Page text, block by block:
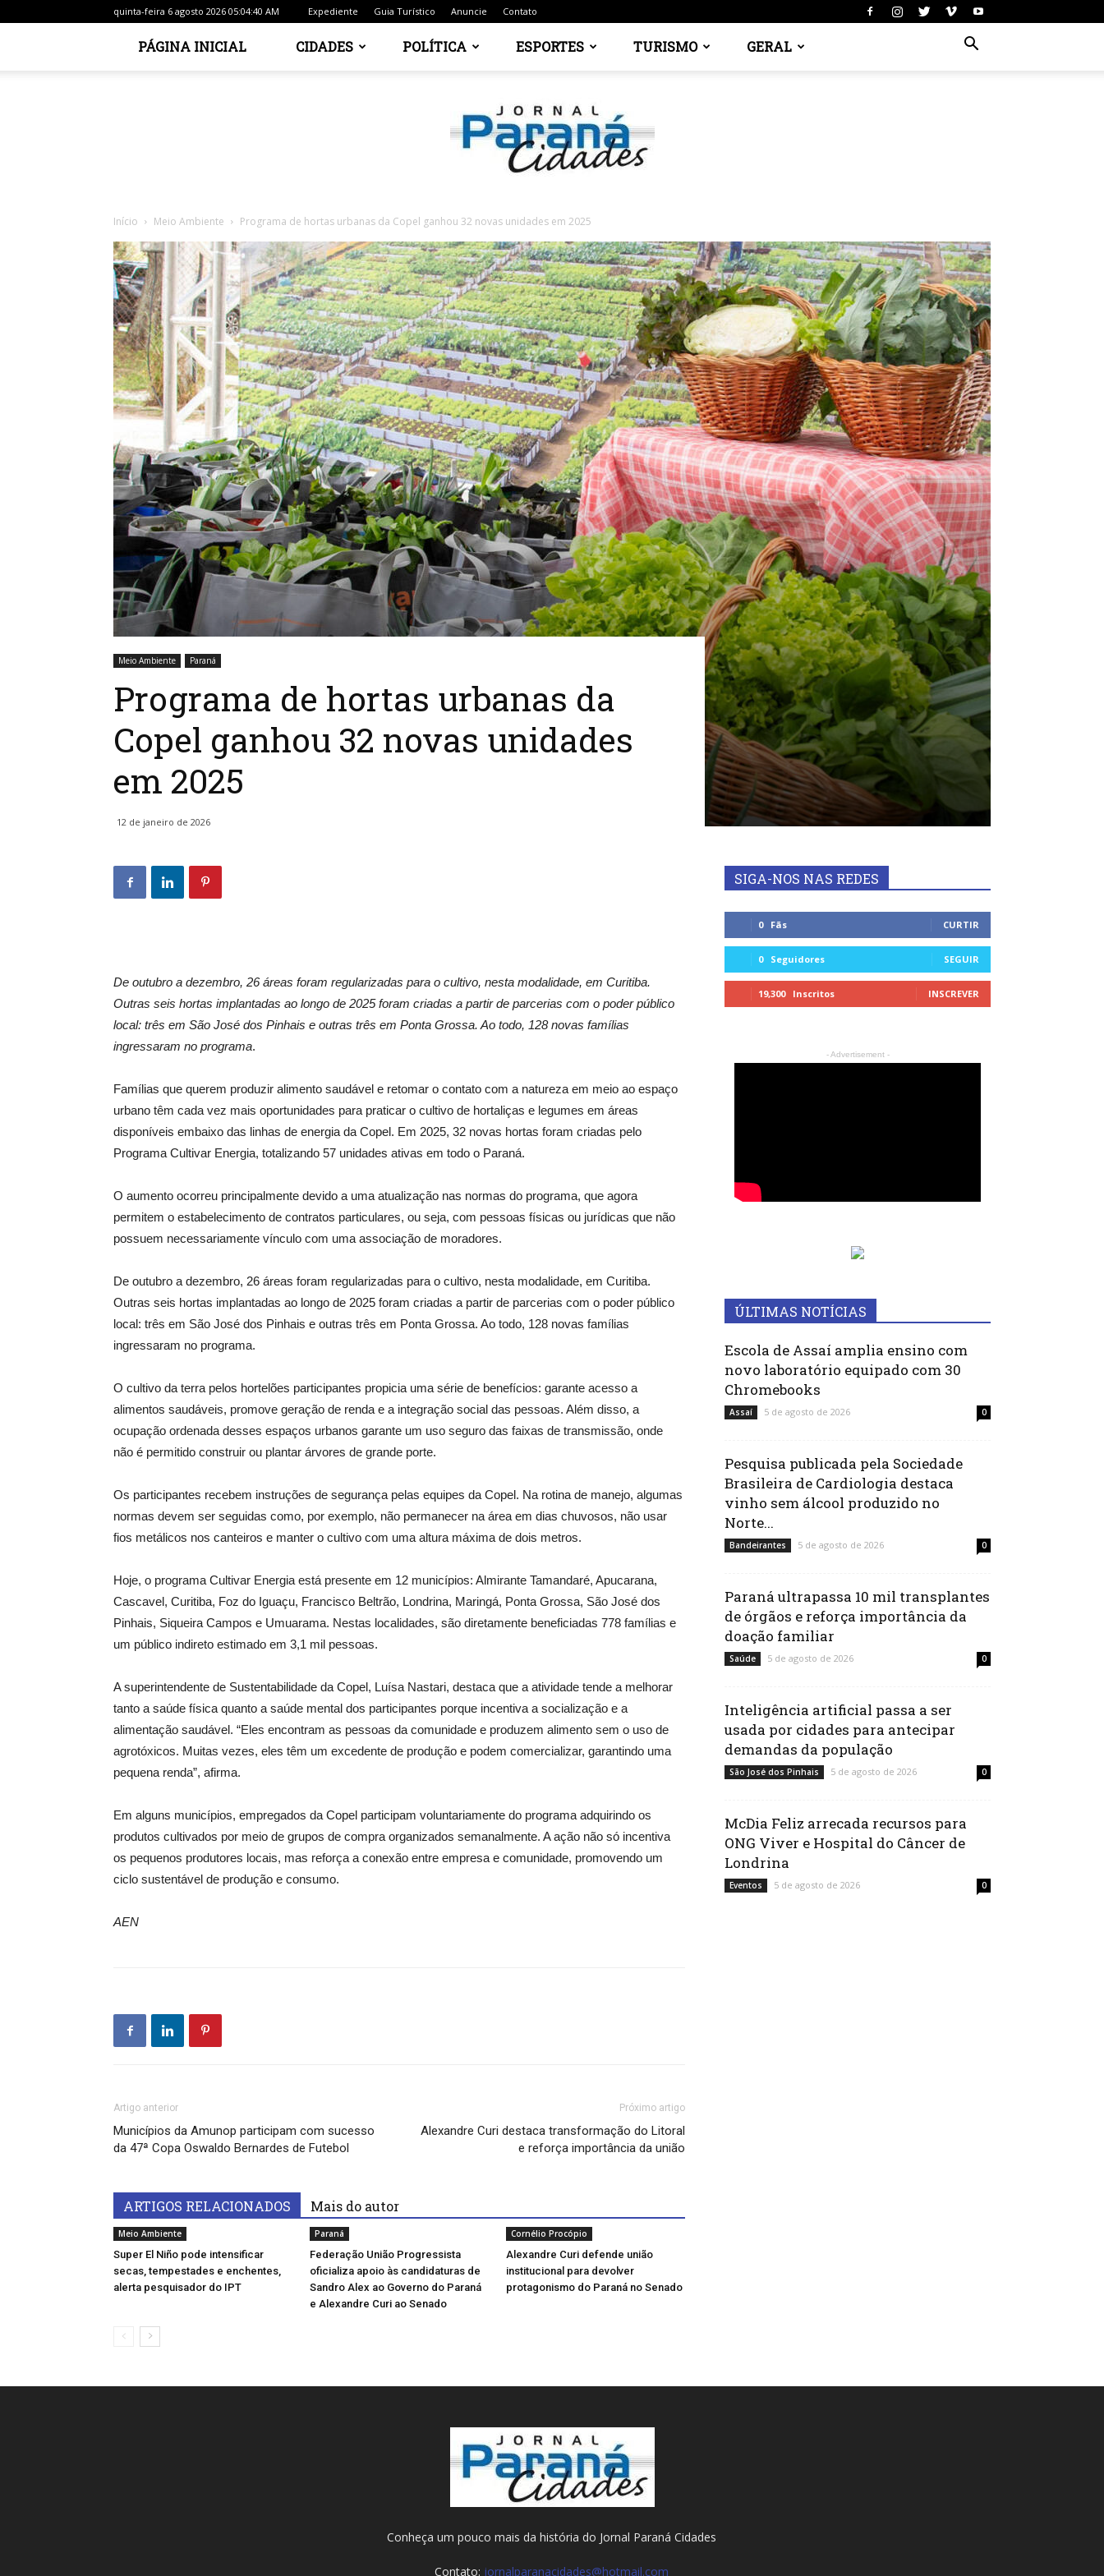
quinta-feira 6 agosto 2026 05:04:40 AM Expediente Guia Turístico Anuncie Contato
PÁGINA INICIAL CIDADES POLÍTICA ESPORTES TURISMO GERAL
Jornal
Cidades
do
Paraná
Início Meio Ambiente Programa de hortas urbanas da Copel ganhou 32 novas unidades em 2025
Meio Ambiente Paraná
Programa de hortas urbanas da
Copel ganhou 32 novas unidades
em 2025
12 de janeiro de 2026
De outubro a dezembro, 26 áreas foram regularizadas para o cultivo, nesta modalidade, em Curitiba.
Outras seis hortas implantadas ao longo de 2025 foram criadas a partir de parcerias com o poder público
local: três em São José dos Pinhais e outras três em Ponta Grossa. Ao todo, 128 novas famílias
ingressaram no programa.
Famílias que querem produzir alimento saudável e retomar o contato com a natureza em meio ao espaço
urbano têm cada vez mais oportunidades para praticar o cultivo de hortaliças e legumes em áreas
disponíveis embaixo das linhas de energia da Copel. Em 2025, 32 novas hortas foram criadas pelo
Programa Cultivar Energia, totalizando 57 unidades ativas em todo o Paraná.
O aumento ocorreu principalmente devido a uma atualização nas normas do programa, que agora
permitem o estabelecimento de contratos particulares, ou seja, com pessoas físicas ou jurídicas que não
possuem necessariamente vínculo com uma associação de moradores.
De outubro a dezembro, 26 áreas foram regularizadas para o cultivo, nesta modalidade, em Curitiba.
Outras seis hortas implantadas ao longo de 2025 foram criadas a partir de parcerias com o poder público
local: três em São José dos Pinhais e outras três em Ponta Grossa. Ao todo, 128 novas famílias
ingressaram no programa.
O cultivo da terra pelos hortelões participantes propicia uma série de benefícios: garante acesso a
alimentos saudáveis, promove geração de renda e a integração social das pessoas. Além disso, a
ocupação ordenada desses espaços urbanos garante um uso seguro das faixas de transmissão, onde
não é permitido construir ou plantar árvores de grande porte.
Os participantes recebem instruções de segurança pelas equipes da Copel. Na rotina de manejo, algumas
normas devem ser seguidas como, por exemplo, não permanecer na área em dias chuvosos, não usar
fios metálicos nos canteiros e manter o cultivo com uma altura máxima de dois metros.
Hoje, o programa Cultivar Energia está presente em 12 municípios: Almirante Tamandaré, Apucarana,
Cascavel, Curitiba, Foz do Iguaçu, Francisco Beltrão, Londrina, Maringá, Ponta Grossa, São José dos
Pinhais, Siqueira Campos e Umuarama. Nestas localidades, são diretamente beneficiadas 778 famílias e
um público indireto estimado em 3,1 mil pessoas.
A superintendente de Sustentabilidade da Copel, Luísa Nastari, destaca que a atividade tende a melhorar
tanto a saúde física quanto a saúde mental dos participantes porque incentiva a socialização e a
alimentação saudável. “Eles encontram as pessoas da comunidade e produzem alimento sem o uso de
agrotóxicos. Muitas vezes, eles têm um excedente de produção e podem comercializar, garantindo uma
pequena renda”, afirma.
Em alguns municípios, empregados da Copel participam voluntariamente do programa adquirindo os
produtos cultivados por meio de grupos de compra organizados semanalmente. A ação não só incentiva
os pequenos produtores locais, mas reforça a conexão entre empresa e comunidade, promovendo um
ciclo sustentável de produção e consumo.
AEN
Artigo anterior
Municípios da Amunop participam com sucesso
da 47ª Copa Oswaldo Bernardes de Futebol
Próximo artigo
Alexandre Curi destaca transformação do Litoral
e reforça importância da união
ARTIGOS RELACIONADOS Mais do autor
Meio Ambiente
Super El Niño pode intensificar
secas, tempestades e enchentes,
alerta pesquisador do IPT
Paraná
Federação União Progressista
oficializa apoio às candidaturas de
Sandro Alex ao Governo do Paraná
e Alexandre Curi ao Senado
Cornélio Procópio
Alexandre Curi defende união
institucional para devolver
protagonismo do Paraná no Senado
SIGA-NOS NAS REDES
0 Fãs CURTIR
0 Seguidores SEGUIR
19,300 Inscritos INSCREVER
- Advertisement -
ÚLTIMAS NOTÍCIAS
Escola de Assaí amplia ensino com
novo laboratório equipado com 30
Chromebooks
Assaí 5 de agosto de 2026 0
Pesquisa publicada pela Sociedade
Brasileira de Cardiologia destaca
vinho sem álcool produzido no
Norte...
Bandeirantes 5 de agosto de 2026 0
Paraná ultrapassa 10 mil transplantes
de órgãos e reforça importância da
doação familiar
Saúde 5 de agosto de 2026 0
Inteligência artificial passa a ser
usada por cidades para antecipar
demandas da população
São José dos Pinhais 5 de agosto de 2026 0
McDia Feliz arrecada recursos para
ONG Viver e Hospital do Câncer de
Londrina
Eventos 5 de agosto de 2026 0
Conheça um pouco mais da história do Jornal Paraná Cidades
Contato: jornalparanacidades@hotmail.com